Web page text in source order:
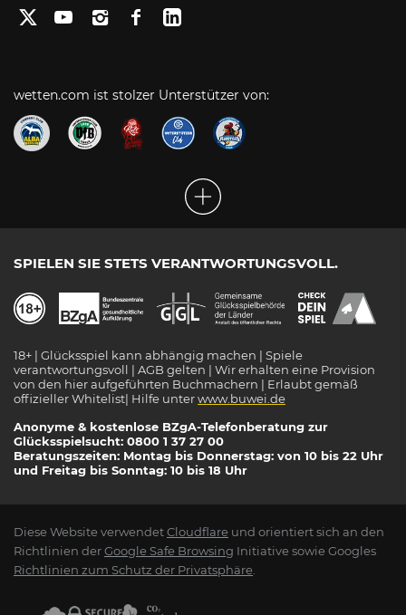
wetten.com ist stolzer Unterstützer von:
SPIELEN SIE STETS VERANTWORTUNGSVOLL.
18+ | Glücksspiel kann abhängig machen | Spiele
verantwortungsvoll | AGB gelten | Wir erhalten eine Provision
von den hier aufgeführten Buchmachern | Erlaubt gemäß
offizieller Whitelist| Hilfe unterwww.buwei.de
Anonyme & kostenlose BZgA-Telefonberatung zur
Glücksspielsucht: 0800 1 37 27 00
Beratungszeiten: Montag bis Donnerstag: von 10 bis 22 Uhr
und Freitag bis Sonntag: 10 bis 18 Uhr
Diese Website verwendetCloudflare und orientiert sich an den
Richtlinien derGoogle Safe Browsing Initiative sowie Googles
Richtlinien zum Schutz der Privatsphäre